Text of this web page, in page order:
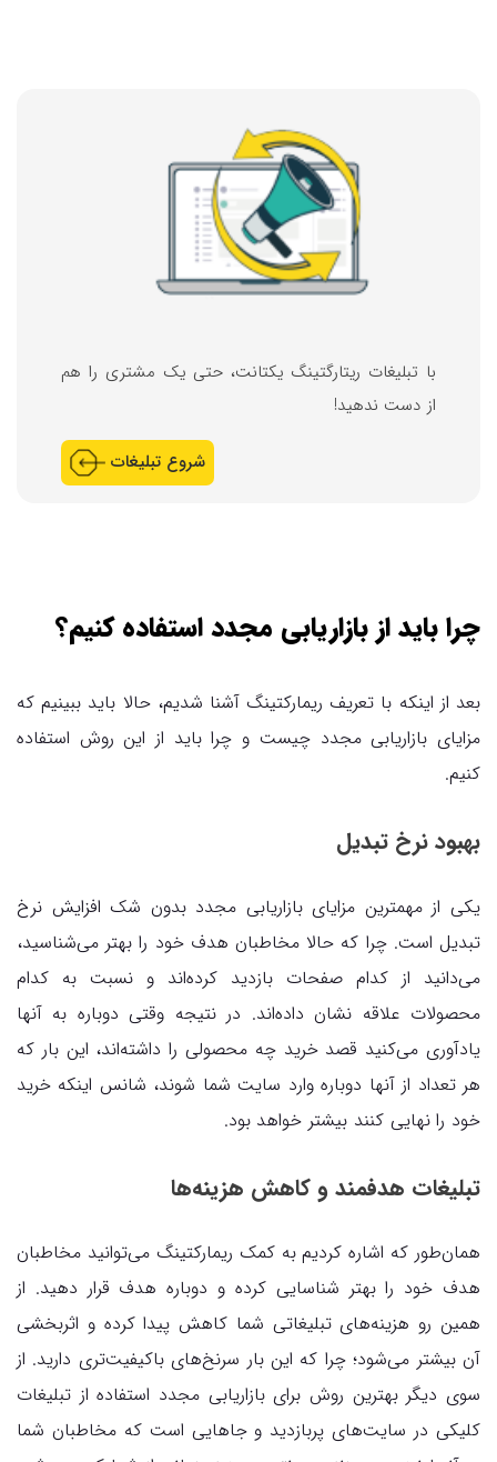
با تبلیغات ریتارگتینگ یکتانت، حتی یک مشتری را هم
از دست ندهید!
شروع تبلیغات
چرا باید از بازاریابی مجدد استفاده کنیم؟
بعد از اینکه با تعریف ریمارکتینگ آشنا شدیم، حالا باید ببینیم که
مزایای بازاریابی مجدد چیست و چرا باید از این روش استفاده
کنیم.
بهبود نرخ تبدیل
یکی از مهمترین مزایای بازاریابی مجدد بدون شک افزایش نرخ
تبدیل است. چرا که حالا مخاطبان هدف خود را بهتر می‌شناسید،
می‌دانید از کدام صفحات بازدید کرده‌اند و نسبت به کدام
محصولات علاقه نشان داده‌اند. در نتیجه وقتی دوباره به آنها
یادآوری می‌کنید قصد خرید چه محصولی را داشته‌اند، این بار که
هر تعداد از آنها دوباره وارد سایت شما شوند، شانس اینکه خرید
خود را نهایی کنند بیشتر خواهد بود.
تبلیغات هدفمند و کاهش هزینه‌ها
همان‌طور که اشاره کردیم به کمک ریمارکتینگ می‌توانید مخاطبان
هدف خود را بهتر شناسایی کرده و دوباره هدف قرار دهید. از
همین رو هزینه‌های تبلیغاتی شما کاهش پیدا کرده و اثربخشی
آن بیشتر می‌شود؛ چرا که این بار سرنخ‌های باکیفیت‌تری دارید. از
سوی دیگر بهترین روش برای بازاریابی مجدد استفاده از تبلیغات
کلیکی در سایت‌های پربازدید و جاهایی است که مخاطبان شما